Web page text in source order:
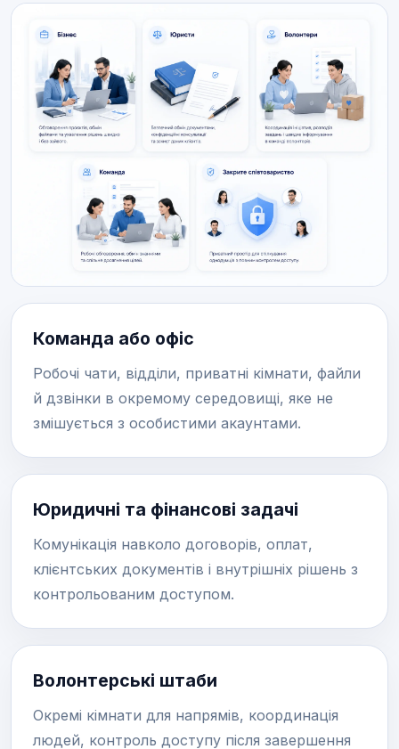
Команда або офіс
Робочі чати, відділи, приватні кімнати, файли
й дзвінки в окремому середовищі, яке не
змішується з особистими акаунтами.
Юридичні та фінансові задачі
Комунікація навколо договорів, оплат,
клієнтських документів і внутрішніх рішень з
контрольованим доступом.
Волонтерські штаби
Окремі кімнати для напрямів, координація
людей, контроль доступу після завершення